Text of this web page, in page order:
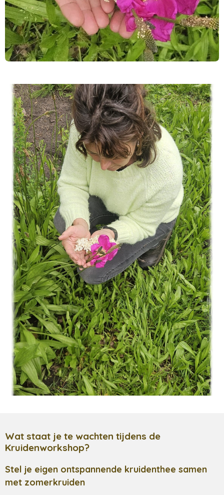
Wat staat je te wachten tijdens de
Kruidenworkshop?
Stel je eigen ontspannende kruidenthee samen
met zomerkruiden